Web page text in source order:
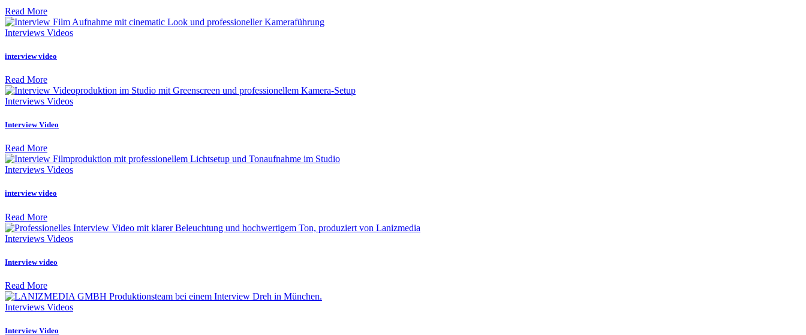
Read More
Interviews Videos
interview video
Read More
Interviews Videos
Interview Video
Read More
Interviews Videos
interview video
Read More
Interviews Videos
Interview video
Read More
Interviews Videos
Interview Video